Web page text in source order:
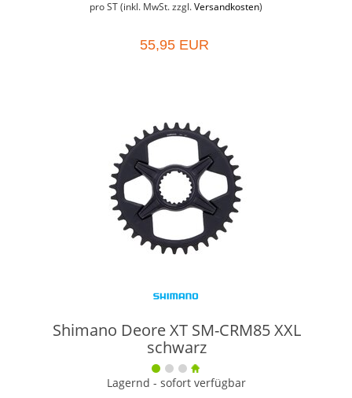
pro ST (inkl. MwSt. zzgl. Versandkosten)
55,95 EUR
Shimano Deore XT SM-CRM85 XXL
schwarz
Lagernd - sofort verfügbar